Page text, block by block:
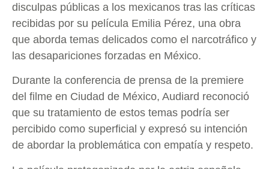
disculpas públicas a los mexicanos tras las críticas
recibidas por su película Emilia Pérez, una obra
que aborda temas delicados como el narcotráfico y
las desapariciones forzadas en México.
Durante la conferencia de prensa de la premiere
del filme en Ciudad de México, Audiard reconoció
que su tratamiento de estos temas podría ser
percibido como superficial y expresó su intención
de abordar la problemática con empatía y respeto.